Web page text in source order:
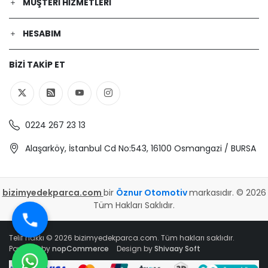
HESABIM
BIZI TAKIP ET
0224 267 23 13
Alaşarköy, İstanbul Cd No:543, 16100 Osmangazi / BURSA
bizimyedekparca.com bir Öznur Otomotivmarkasıdır. © 2026
Tüm Hakları Saklıdır.
Telif hakkı © 2026 bizimyedekparca.com. Tüm hakları saklıdır.
Powered bynopCommerce Design byShivaay Soft